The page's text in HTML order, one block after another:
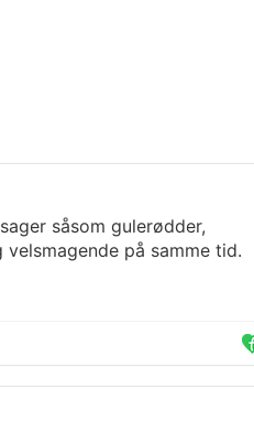
såsom gulerødder,
på samme tid.